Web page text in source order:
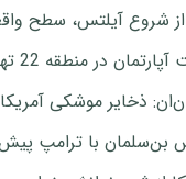
شروع آیلتس، سطح
در منطقه 22 تهران چقدر است؟
ذخایر موشکی
بن‌سلمان با ترامپ پیش